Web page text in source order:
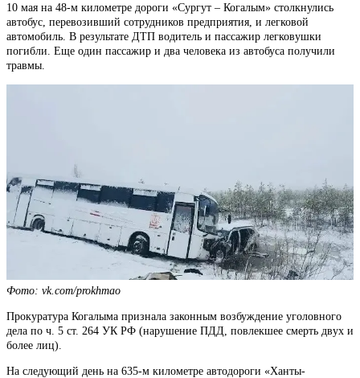
10 мая на 48-м километре дороги «Сургут – Когалым» столкнулись
автобус, перевозивший сотрудников предприятия, и легковой
автомобиль. В результате ДТП водитель и пассажир легковушки
погибли. Еще один пассажир и два человека из автобуса получили
травмы.
Фото: vk.com/prokhmao
Прокуратура Когалыма признала законным возбуждение уголовного
дела по ч. 5 ст. 264 УК РФ (нарушение ПДД, повлекшее смерть двух и
более лиц).
На следующий день на 635-м километре автодороги «Ханты-